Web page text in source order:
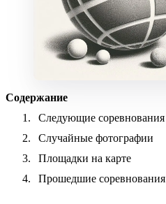
Содержание
Следующие соревнования
Случайные фотографии
Площадки на карте
Прошедшие соревнования